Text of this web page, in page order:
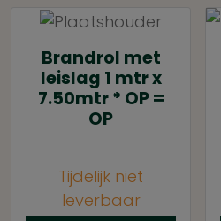
Brandrol met
leislag 1 mtr x
7.50mtr * OP =
OP
Tijdelijk niet
leverbaar